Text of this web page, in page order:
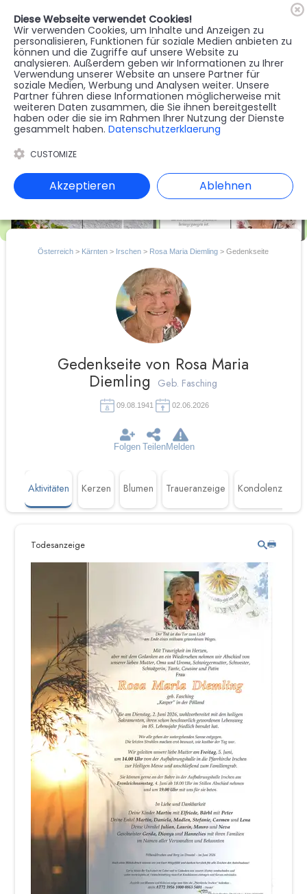
MENU
🇦🇹 Register
Österreich > Kärnten > Irschen > Rosa Maria Diemling > Gedenkseite
Folgen TeilenMelden
Gedenkseite von Rosa Maria
Diemling Geb. Fasching
09.08.1941 02.06.2026
Aktivitäten Kerzen Blumen Traueranzeige Kondolenzen
Todesanzeige
Diese Webseite verwendet Cookies!
Wir verwenden Cookies, um Inhalte und Anzeigen zu
personalisieren, Funktionen für soziale Medien anbieten zu
können und die Zugriffe auf unsere Website zu
analysieren. Außerdem geben wir Informationen zu Ihrer
Verwendung unserer Website an unsere Partner für
soziale Medien, Werbung und Analysen weiter. Unsere
Partner führen diese Informationen möglicherweise mit
weiteren Daten zusammen, die Sie ihnen bereitgestellt
haben oder die sie im Rahmen Ihrer Nutzung der Dienste
gesammelt haben. Datenschutzerklaerung
CUSTOMIZE
Akzeptieren Ablehnen